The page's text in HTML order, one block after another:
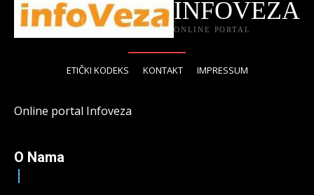
INFOVEZA
ONLINE PORTAL
ETIČKI KODEKS KONTAKT IMPRESSUM
Online portal Infoveza
O Nama